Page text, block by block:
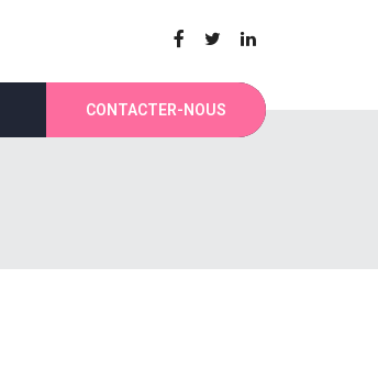
CONTACTER-NOUS